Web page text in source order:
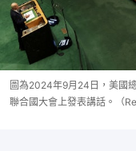
圖為2024年9月24日，美國
聯合國大會上發表講話。（